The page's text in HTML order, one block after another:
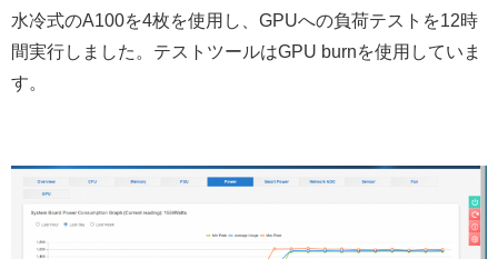
水冷式のA100を4枚を使用し、GPUへの負荷テストを12時
間実行しました。テストツールはGPU burnを使用していま
す。